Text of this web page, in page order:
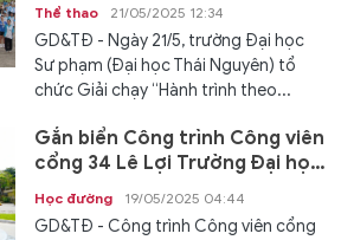
Thể thao 21/05/2025 12:34
GD&TĐ - Ngày 21/5, trường Đại học
Sư phạm (Đại học Thái Nguyên) tổ
chức Giải chạy “Hành trình theo...
Gắn biển Công trình Công viên
cổng 34 Lê Lợi Trường Đại học
Sư phạm, Đại học Huế
Học đường 19/05/2025 04:44
GD&TĐ - Công trình Công viên cổng